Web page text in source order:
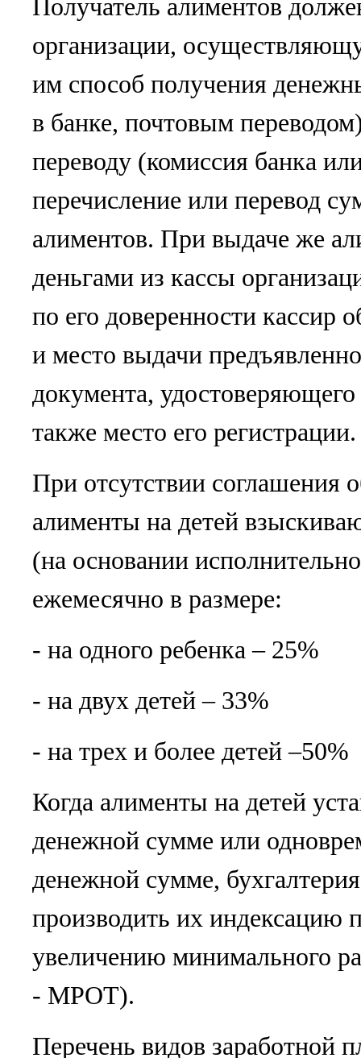
Получатель алиментов
организации,
им способ получения
в банке, почтовым
переводу (комиссия банка
перечисление или перевод
алиментов. При выдаче же
деньгами из кассы
по его доверенности кассир
и место выдачи
документа,
также место его регистрации.
При отсутствии соглашения
алименты на детей
(на основании
ежемесячно в размере:
- на одного ребенка – 25%
- на двух детей – 33%
- на трех и более детей –50%
Когда алименты на детей
денежной сумме или
денежной сумме,
производить их индексацию
увеличению минимального
- МРОТ).
Перечень видов заработной